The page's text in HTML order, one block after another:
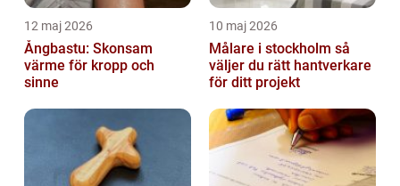
12 maj 2026
Ångbastu: Skonsam
värme för kropp och
sinne
10 maj 2026
Målare i stockholm så
väljer du rätt hantverkare
för ditt projekt